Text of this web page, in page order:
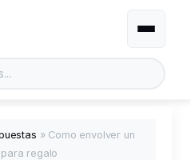
Alternar
» Como envolver un
regalo